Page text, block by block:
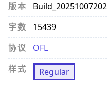
版本
Build_20251007
字数
15439
协议
OFL
样式
Regular